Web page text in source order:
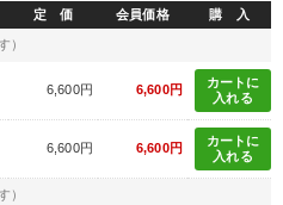
定 価 会員価格 購 入
）
6,600円 6,600円
カートに
入れる
6,600円 6,600円
カートに
入れる
）